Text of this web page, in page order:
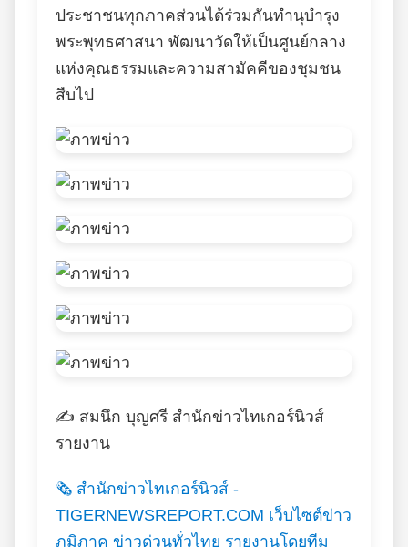
ประชาชนทุกภาคส่วนได้ร่วมกันทำนุบำรุง
พระพุทธศาสนา พัฒนาวัดให้เป็นศูนย์กลาง
แห่งคุณธรรมและความสามัคคีของชุมชน
สืบไป
✍️ สมนึก บุญศรี สำนักข่าวไทเกอร์นิวส์
รายงาน
🗞️ สำนักข่าวไทเกอร์นิวส์ -
TIGERNEWSREPORT.COM เว็บไซต์ข่าว
ภูมิภาค ข่าวด่วนทั่วไทย รายงานโดยทีม